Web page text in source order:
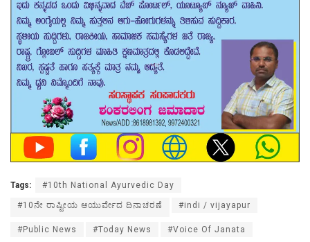
Tags: #10th National Ayurvedic Day
#10ನೇ ರಾಷ್ಟೀಯ ಆಯುರ್ವೇದ ದಿನಾಚರಣೆ #indi / vijayapur
#Public News #Today News #Voice Of Janata